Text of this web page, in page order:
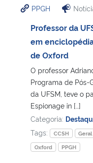
Ministério da Cidadania
Ministério de Minas e Energia
Ministério da Ciência,
Ministério do Meio Ambiente
Ministério do Turismo
PPGH
Professor da
em
de Oxford
O professor
Programa de Pós-
da UFSM, teve o
Espionage in […]
Categoria:
Tags:
CCSH Geral
Oxford
PPGH